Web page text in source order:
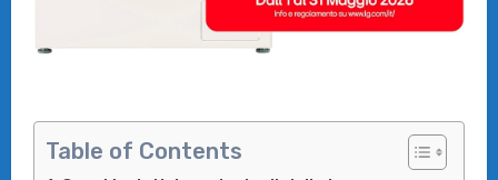
Table of Contents